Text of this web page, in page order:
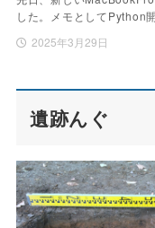
した。メモとしてPython
2025年3月29日
遺跡んぐ